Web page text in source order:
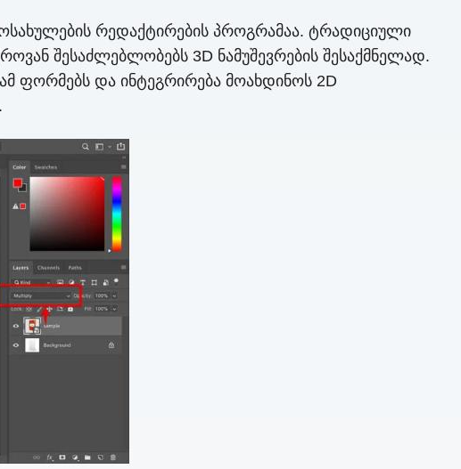
რედაქტირების პროგრამაა. ტრადიციული
შესაძლებლობებს 3D ნამუშევრების შესაქმნელად.
ფორმებს და ინტეგრირება მოახდინოს 2D